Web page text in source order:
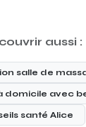
aussi :
salle de
domicile avec
santé Alice